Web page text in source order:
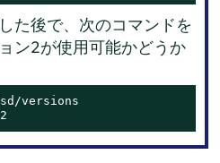
た後で、次のコマンドを
ン2が使用可能かどうか
versions